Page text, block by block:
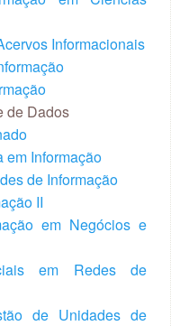
Informacionais
de Dados
em Informação
de Informação
II
em Negócios e
em Redes de
de Unidades de